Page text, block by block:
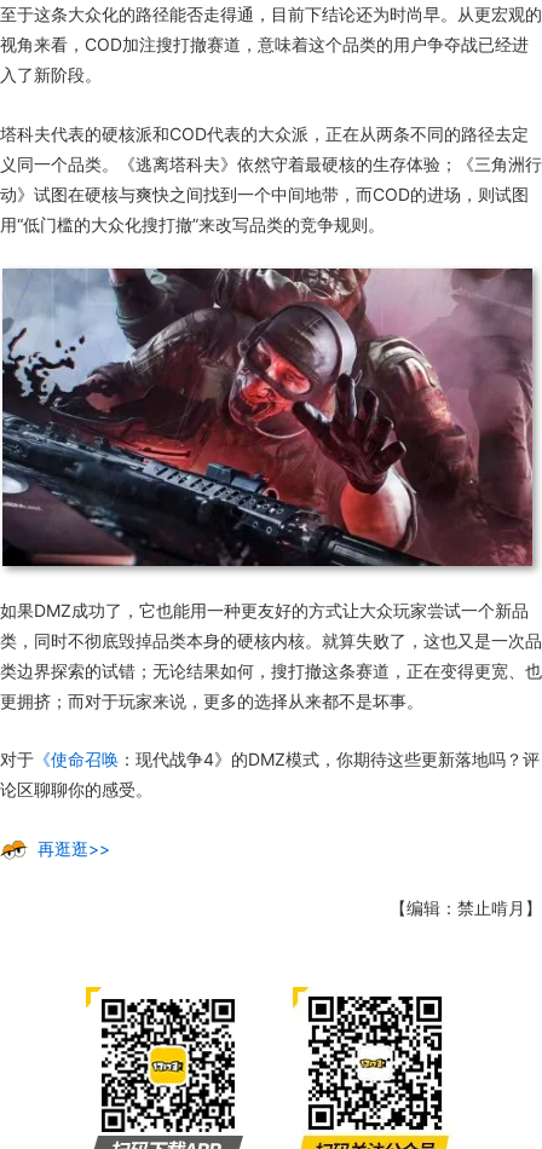
至于这条大众化的路径能否走得通，目前下结论还为时尚早。从更宏观的
视角来看，COD加注搜打撤赛道，意味着这个品类的用户争夺战已经进
入了新阶段。
塔科夫代表的硬核派和COD代表的大众派，正在从两条不同的路径去定
义同一个品类。《逃离塔科夫》依然守着最硬核的生存体验 ； 《三角洲行
动》试图在硬核与爽快之间找到一个中间地带 ， 而COD的进场，则试图
用“低门槛的大众化搜打撤”来改写品类的竞争规则。
如果DMZ成功了，它也能用一种更友好的方式让大众玩家尝试一个新品
类，同时不彻底毁掉品类本身的硬核内核。 就算失败了，这也又是一次品
类边界探索的试错 ； 无论结果如何，搜打撤这条赛道，正在变得更宽
也
更拥挤 ； 而对于玩家来说，更多的选择从来都不是坏事。
对于 《使命召唤 ：现代战争4》 的DMZ模式 ， 你期待这些更新落地吗 ？评
论区聊聊你的感受。
再逛逛>>
【编辑：禁止啃月】